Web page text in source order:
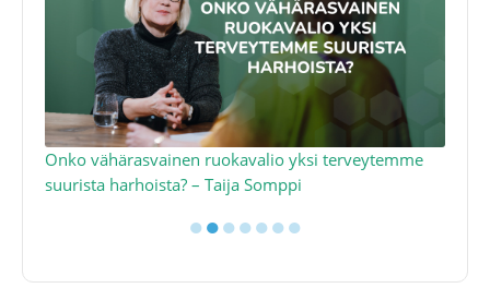
Onko vähärasvainen ruokavalio yksi terveytemme
suurista harhoista? – Taija Somppi
●●●●●●●